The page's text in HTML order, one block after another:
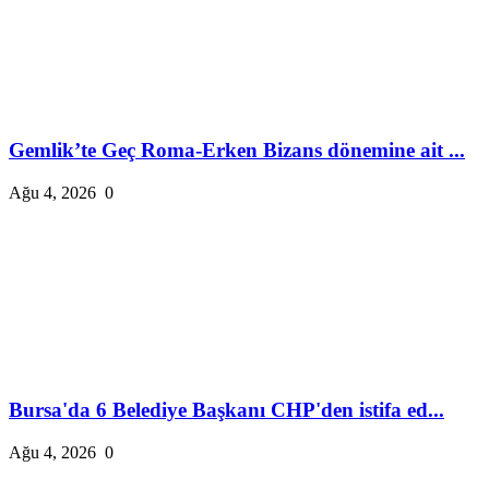
Gemlik’te Geç Roma-Erken Bizans dönemine ait ...
Ağu 4, 2026 0
Bursa'da 6 Belediye Başkanı CHP'den istifa ed...
Ağu 4, 2026 0